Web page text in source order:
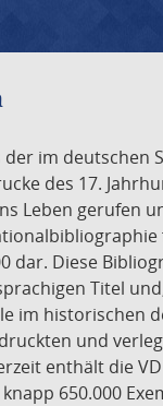
der im deutschen
des 17.
Leben gerufen
dar. Diese
Titel
im historischen
und
enthält die
650.000